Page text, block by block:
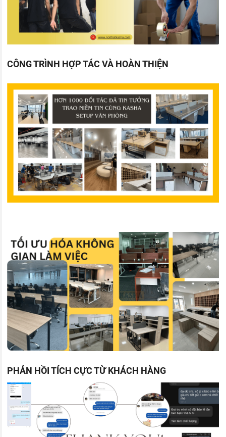
CÔNG TRÌNH HỢP TÁC VÀ HOÀN THIỆN
PHẢN HỒI TÍCH CỰC TỪ KHÁCH HÀNG